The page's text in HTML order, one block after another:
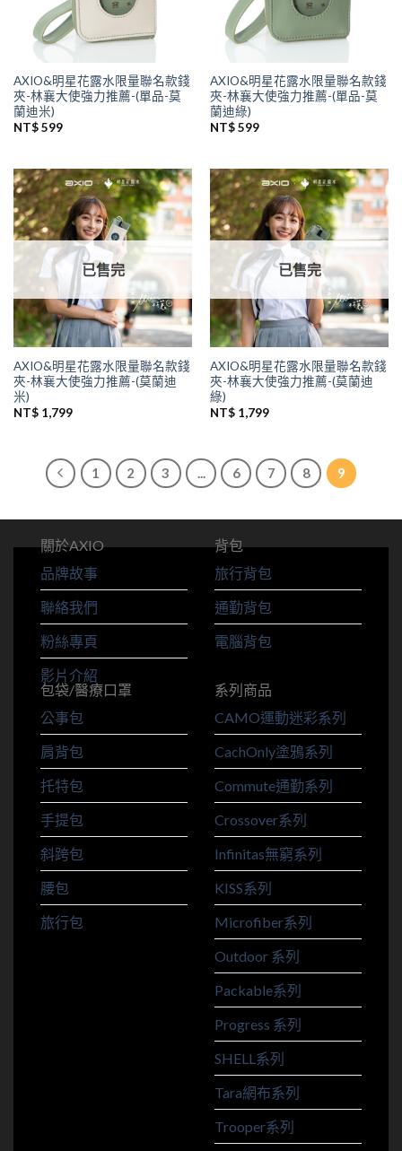
AXIO&明星花露水限量聯名款錢
夾-林襄大使強力推薦-(單品-莫
蘭迪米)
NT$599
AXIO&明星花露水限量聯名款錢
夾-林襄大使強力推薦-(單品-莫
蘭迪綠)
NT$599
已售完
AXIO&明星花露水限量聯名款錢
夾-林襄大使強力推薦-(莫蘭迪
米)
NT$1,799
已售完
AXIO&明星花露水限量聯名款錢
夾-林襄大使強力推薦-(莫蘭迪
綠)
NT$1,799
1 2 3 ... 6 7 8 9
關於AXIO
品牌故事
聯絡我們
粉絲專頁
影片介紹
背包
旅行背包
通勤背包
電腦背包
包袋/醫療口罩
公事包
肩背包
托特包
手提包
斜跨包
腰包
旅行包
系列商品
CAMO運動迷彩系列
CachOnly塗鴉系列
Commute通勤系列
Crossover系列
Infinitas無窮系列
KISS系列
Microfiber系列
Outdoor 系列
Packable系列
Progress 系列
SHELL系列
Tara網布系列
Trooper系列